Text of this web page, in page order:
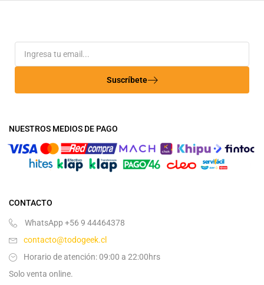
Suscríbete
NUESTROS MEDIOS DE PAGO
CONTACTO
WhatsApp +56 9 44464378
contacto@todogeek.cl
Horario de atención: 09:00 a 22:00hrs
Solo venta online.